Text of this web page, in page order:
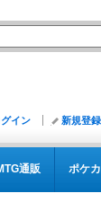
グイン 新規登録
通販 ポケ